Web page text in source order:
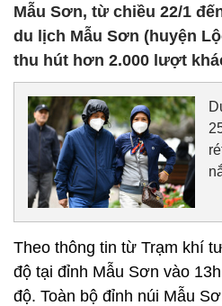
Mẫu Sơn, từ chiều 22/1
du lịch Mẫu Sơn (huyện
thu hút hơn 2.000 lượt
Theo thông tin từ Trạm khí
độ tại đỉnh Mẫu Sơn vào
độ. Toàn bộ đỉnh núi Mẫu